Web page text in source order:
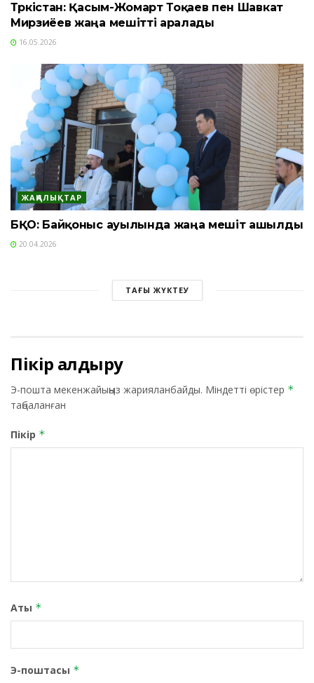
Түркістан: Қасым-Жомарт Тоқаев пен Шавкат
Мирзиёев жаңа мешітті аралады
16.05.2026
ЖАҢАЛЫҚТАР
БҚО: Байқоныс ауылында жаңа мешіт ашылды
20.04.2026
ТАҒЫ ЖҮКТЕУ
Пікір қалдыру
Э-пошта мекенжайыңыз жарияланбайды. Міндетті өрістер *
таңбаланған
Пікір *
Аты *
Э-поштасы *